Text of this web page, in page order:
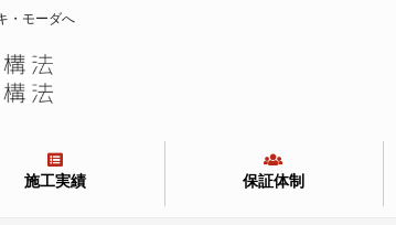
・モーダへ
施工実績 保証体制